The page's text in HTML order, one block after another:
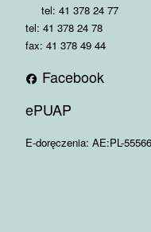
tel: 41 378 24 77
tel: 41 378 24 78
fax: 41 378 49 44
Facebook
ePUAP
E-doręczenia: AE:PL-